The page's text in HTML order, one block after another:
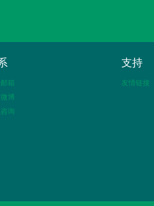
箱
博
询
支持
友情链接